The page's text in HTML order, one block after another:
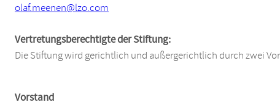
olaf.meenen@lzo.com
Vertretungsberechtigte der Stiftung:
Die Stiftung wird gerichtlich und außergerichtlich durch zwei
Vorstand